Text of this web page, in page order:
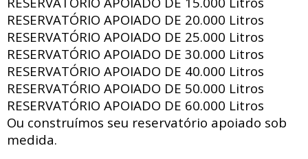
RESERVATÓRIO APOIADO DE 20.000 Litros
RESERVATÓRIO APOIADO DE 25.000 Litros
RESERVATÓRIO APOIADO DE 30.000 Litros
RESERVATÓRIO APOIADO DE 40.000 Litros
RESERVATÓRIO APOIADO DE 50.000 Litros
RESERVATÓRIO APOIADO DE 60.000 Litros
Ou construímos seu reservatório apoiado sob
medida.